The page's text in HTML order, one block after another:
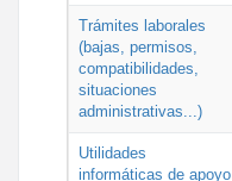
Trámites laborales
(bajas, permisos,
compatibilidades,
situaciones
administrativas...)
Utilidades
informáticas de apoyo